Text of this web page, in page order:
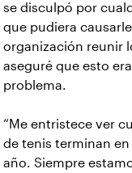
se disculpó por
que pudiera
organización reunir
aseguré que esto
problema.
“Me entristece ver
de tenis terminan
año. Siempre